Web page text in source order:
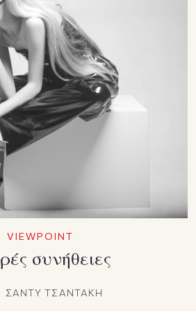
VIEWPOINT
συνήθειες
ΣΑΝΤΥ ΤΣΑΝΤΑΚΗ